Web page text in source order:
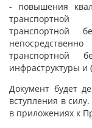
- повышения
транспортной
транспортной
транспортной
инфраструктуры и
Документ будет
вступления в
в приложениях к